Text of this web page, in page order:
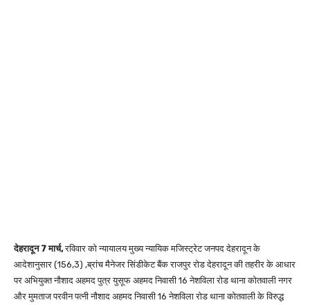
देहरादून 7 मार्च,रविवार को न्यायालय मुख्य न्यायिक मजिस्ट्रेट जनपद देहरादून के
आदेशानुसार (156,3) ,ब्रांच मैनेजर सिंडीकेट बैंक राजपुर रोड देहरादून की तहरीर के आधार
पर अभियुक्त नौशाद अहमद पुत्र युसूफ अहमद निवासी 16 नेशविला रोड थाना कोतवाली नगर
और मुमताज परवीन पत्नी नौशाद अहमद निवासी 16 नेशविला रोड थाना कोतवाली के विरुद्ध